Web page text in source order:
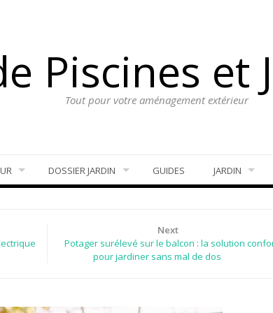
Piscines et
Tout pour votre aménagement extérieur
DOSSIER JARDIN GUIDES JARDIN
Next
Potager surélevé sur le balcon : la solution
pour jardiner sans mal de dos